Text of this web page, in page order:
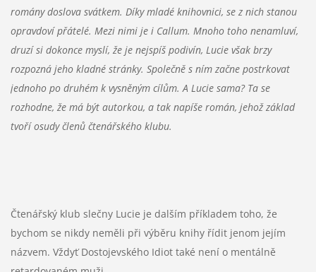
romány doslova svátkem. Díky mladé knihovnici, se z nich stanou
opravdoví přátelé. Mezi nimi je i Callum. Mnoho toho nenamluví,
druzí si dokonce myslí, že je nejspíš podivín, Lucie však brzy
rozpozná jeho kladné stránky. Společně s ním začne postrkovat
jednoho po druhém k vysněným cílům. A Lucie sama? Ta se
rozhodne, že má být autorkou, a tak napíše román, jehož základ
tvoří osudy členů čtenářského klubu.
Čtenářský klub slečny Lucie je dalším příkladem toho, že
bychom se nikdy neměli při výběru knihy řídit jenom jejím
názvem. Vždyť Dostojevského Idiot také není o mentálně